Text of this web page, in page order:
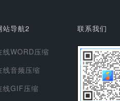
站导航2
线WORD压缩
线音频压缩
线GIF压缩
联系我们